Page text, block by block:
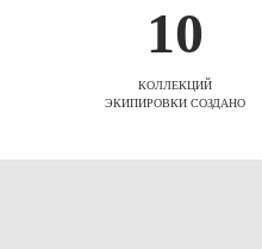
10
КОЛЛЕКЦИЙ
ЭКИПИРОВКИ СОЗДАНО